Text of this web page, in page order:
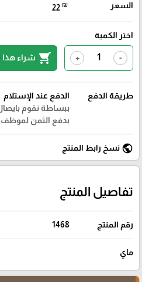
السعر 22 ₪
اختر الكمية
-
+
shopping_cart شراء هذا
طريقة الدفع
الدفع عند الإستلام
ببساطة نقوم
بدفع الثمن لموظف
public نسخ رابط المنتج
تفاصيل المنتج
رقم المنتج 1468
ماي